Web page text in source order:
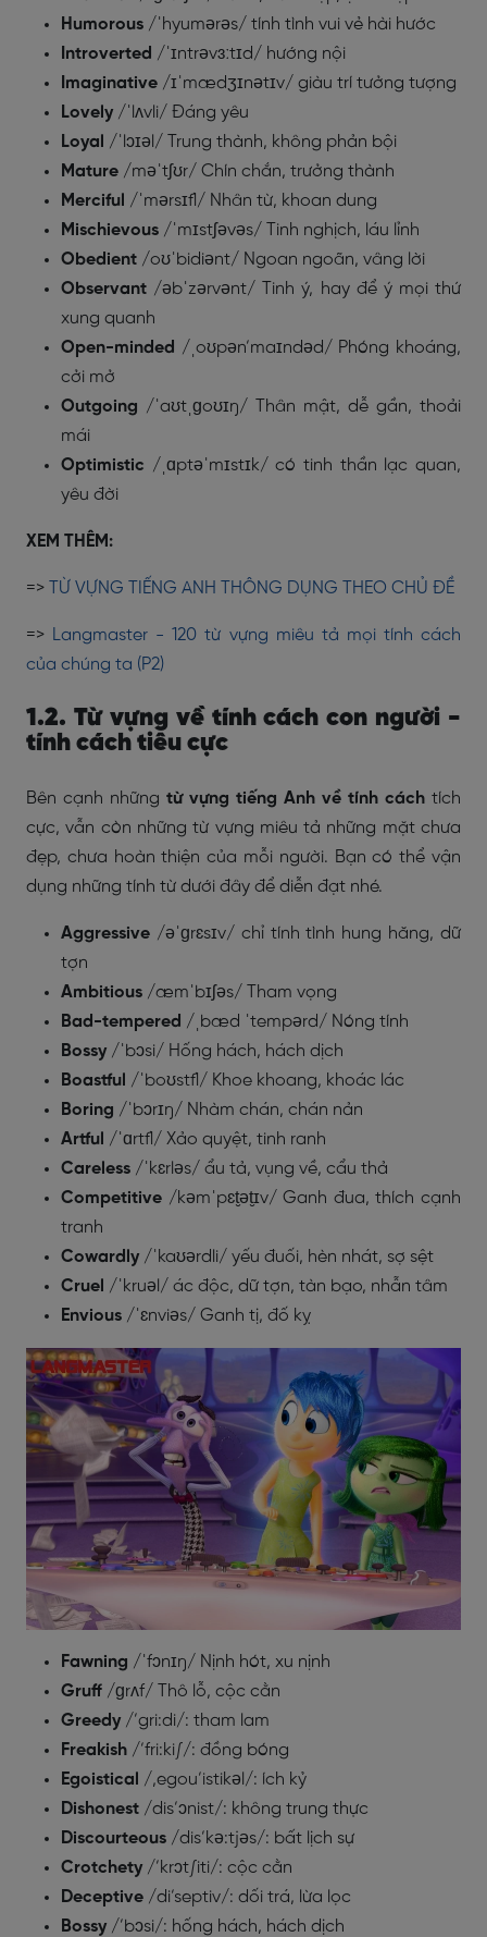
Humorous /ˈhyumərəs/ tính tình vui vẻ hài hước
Introverted /ˈɪntrəvɜːtɪd/ hướng nội
Imaginative /ɪˈmædʒɪnətɪv/ giàu trí tưởng tượng
Lovely /ˈlʌvli/ Đáng yêu
Loyal /ˈlɔɪəl/ Trung thành, không phản bội
Mature /məˈtʃʊr/ Chín chắn, trưởng thành
Merciful /ˈmərsɪfl/ Nhân từ, khoan dung
Mischievous /ˈmɪstʃəvəs/ Tinh nghịch, láu lỉnh
Obedient /oʊˈbidiənt/ Ngoan ngoãn, vâng lời
Observant /əbˈzərvənt/ Tinh ý, hay để ý mọi thứ
xung quanh
Open-minded /ˌoʊpən’maɪndəd/ Phóng khoáng,
cởi mở
Outgoing /ˈaʊtˌɡoʊɪŋ/ Thân mật, dễ gần, thoải
mái
Optimistic /ˌɑptəˈmɪstɪk/ có tinh thần lạc quan,
yêu đời
XEM THÊM:
=> TỪ VỰNG TIẾNG ANH THÔNG DỤNG THEO CHỦ ĐỀ
=> Langmaster - 120 từ vựng miêu tả mọi tính cách
của chúng ta (P2)
1.2. Từ vựng về tính cáchcon người -
tính cách tiêu cực
Bên cạnh những từ vựng tiếng Anh về tính cách tích
cực, vẫn còn những từ vựng miêu tả những mặt chưa
đẹp, chưa hoàn thiện của mỗi người. Bạn có thể vận
dụng những tính từ dưới đây để diễn đạt nhé.
Aggressive /əˈɡrɛsɪv/ chỉ tính tình hung hăng, dữ
tợn
Ambitious /æmˈbɪʃəs/ Tham vọng
Bad-tempered /ˌbæd ˈtempərd/ Nóng tính
Bossy /ˈbɔsi/ Hống hách, hách dịch
Boastful /ˈboʊstfl/ Khoe khoang, khoác lác
Boring /ˈbɔrɪŋ/ Nhàm chán, chán nản
Artful /ˈɑrtfl/ Xảo quyệt, tinh ranh
Careless /ˈkɛrləs/ ẩu tả, vụng về, cẩu thả
Competitive /kəmˈpɛt̮ət̮ɪv/ Ganh đua, thích cạnh
tranh
Cowardly /ˈkaʊərdli/ yếu đuối, hèn nhát, sợ sệt
Cruel /ˈkruəl/ ác độc, dữ tợn, tàn bạo, nhẫn tâm
Envious /ˈɛnviəs/ Ganh tị, đố kỵ
Fawning /ˈfɔnɪŋ/ Nịnh hót, xu nịnh
Gruff /ɡrʌf/ Thô lỗ, cộc cằn
Greedy /’gri:di/: tham lam
Freakish /’fri:ki∫/: đồng bóng
Egoistical /,egou’istikəl/: ích kỷ
Dishonest /dis’ɔnist/: không trung thực
Discourteous /dis’kə:tjəs/: bất lịch sự
Crotchety /’krɔt∫iti/: cộc cằn
Deceptive /di’septiv/: dối trá, lừa lọc
Bossy /’bɔsi/: hống hách, hách dịch